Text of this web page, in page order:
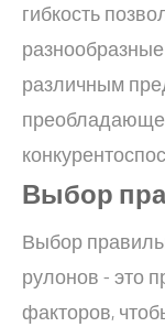
гибкость
различным
Выбор
Выбор
рулонов - это
факторов,